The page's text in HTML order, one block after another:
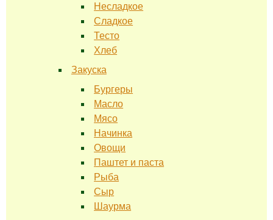
Несладкое
Сладкое
Тесто
Хлеб
Закуска
Бургеры
Масло
Мясо
Начинка
Овощи
Паштет и паста
Рыба
Сыр
Шаурма